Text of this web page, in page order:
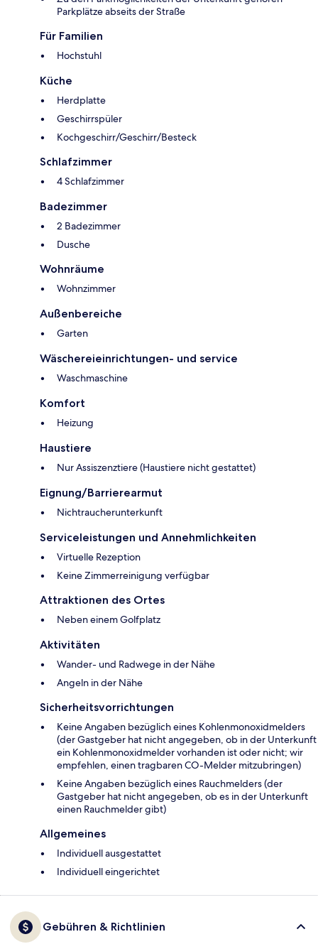
Parkplätze abseits der Straße
Für Familien
Hochstuhl
Küche
Herdplatte
Geschirrspüler
Kochgeschirr/Geschirr/Besteck
Schlafzimmer
4 Schlafzimmer
Badezimmer
2 Badezimmer
Dusche
Wohnräume
Wohnzimmer
Außenbereiche
Garten
Wäschereieinrichtungen- und service
Waschmaschine
Komfort
Heizung
Haustiere
Nur Assiszenztiere (Haustiere nicht gestattet)
Eignung/Barrierearmut
Nichtraucherunterkunft
Serviceleistungen und Annehmlichkeiten
Virtuelle Rezeption
Keine Zimmerreinigung verfügbar
Attraktionen des Ortes
Neben einem Golfplatz
Aktivitäten
Wander- und Radwege in der Nähe
Angeln in der Nähe
Sicherheitsvorrichtungen
Keine Angaben bezüglich eines Kohlenmonoxidmelders
(der Gastgeber hat nicht angegeben, ob in der Unterkunft
ein Kohlenmonoxidmelder vorhanden ist oder nicht; wir
empfehlen, einen tragbaren CO-Melder mitzubringen)
Keine Angaben bezüglich eines Rauchmelders (der
Gastgeber hat nicht angegeben, ob es in der Unterkunft
einen Rauchmelder gibt)
Allgemeines
Individuell ausgestattet
Individuell eingerichtet
Gebühren & Richtlinien